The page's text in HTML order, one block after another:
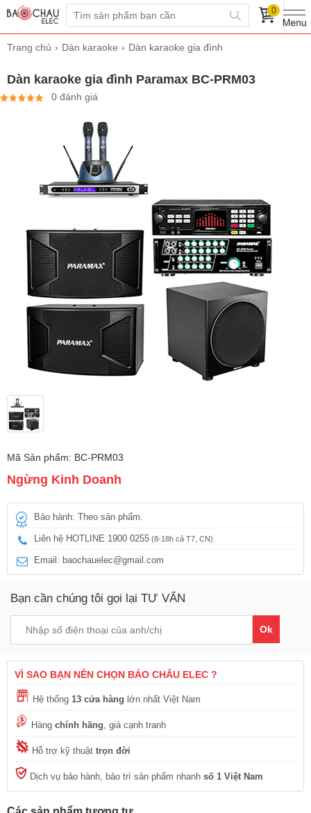
0
Trang chủ Dàn karaoke Dàn karaoke gia đình
Dàn karaoke gia đình Paramax BC-PRM03
0 đánh giá
Mã Sản phẩm: BC-PRM03
Ngừng Kinh Doanh
Bảo hành: Theo sản phẩm.
Liên hệ HOTLINE 1900 0255 (8-18h cả T7, CN)
Email: baochauelec@gmail.com
Bạn cần chúng tôi gọi lại TƯ VẤN
Ok
VÌ SAO BẠN NÊN CHỌN BẢO CHÂU ELEC ?
Hệ thống 13 cửa hàng lớn nhất Việt Nam
Hàng chính hãng , giá cạnh tranh
Hỗ trợ kỹ thuật trọn đời
Dịch vụ bảo hành, bảo trì sản phẩm nhanh số 1 Việt Nam